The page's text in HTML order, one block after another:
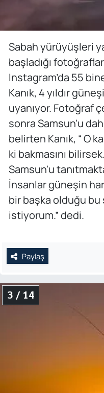
Sabah yürüyüşleri
başladığı
Instagram’da 55
Kanık, 4 yıldır
uyanıyor. Fotoğraf
sonra Samsun'u
belirten Kanık, “ O
ki bakmasını
Samsun'u
İnsanlar güneşin
bir başka olduğu
istiyorum.” dedi.
Paylaş
3 / 14